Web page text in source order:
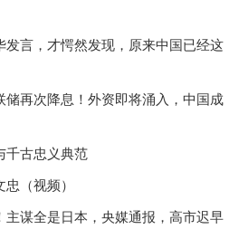
发言，才愕然发现，原来中国已经这
储再次降息！外资即将涌入，中国成
千古忠义典范
（视频）
主谋全是日本，央媒通报，高市迟早